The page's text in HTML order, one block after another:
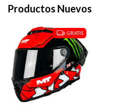
Productos Nuevos
GRATIS